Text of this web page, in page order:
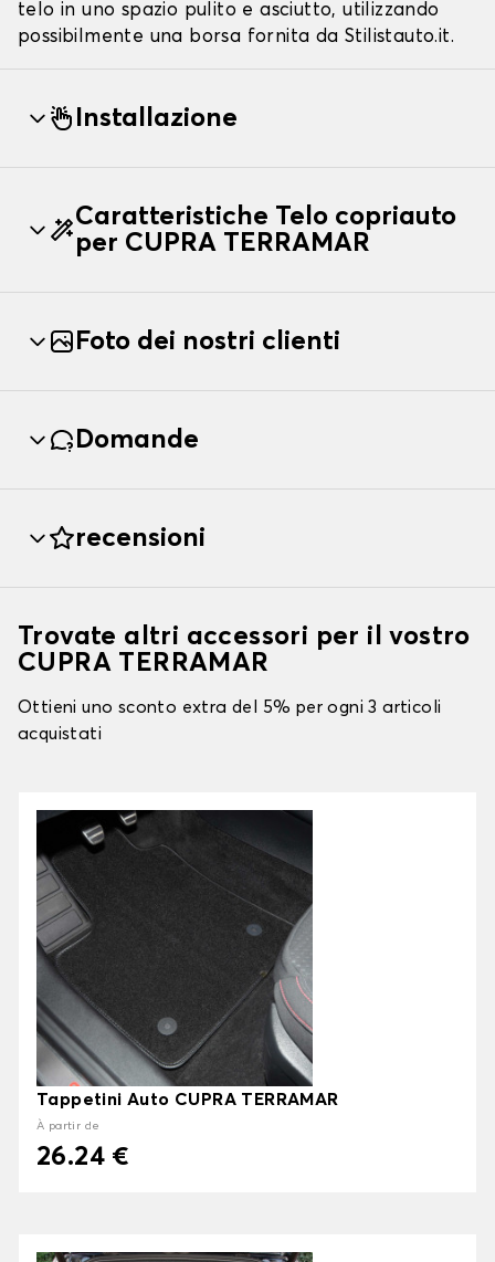
telo in uno spazio pulito e asciutto, utilizzando
possibilmente una borsa fornita da Stilistauto.it.
Installazione
Caratteristiche Telo copriauto
per CUPRA TERRAMAR
Foto dei nostri clienti
Domande
recensioni
Trovate altri accessori per il vostro
CUPRA TERRAMAR
Ottieni uno sconto extra del 5% per ogni 3 articoli
acquistati
Tappetini Auto CUPRA TERRAMAR
À partir de
26.24 €